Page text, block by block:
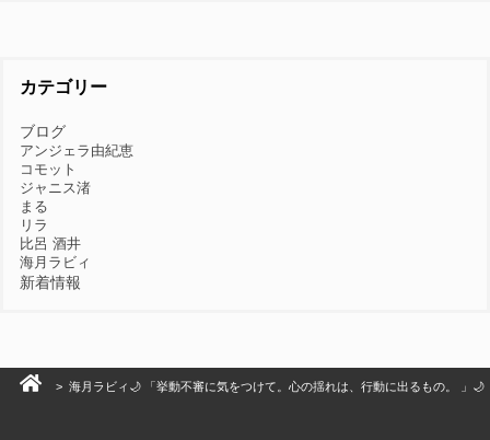
カテゴリー
ブログ
アンジェラ由紀恵
コモット
ジャニス渚
まる
リラ
比呂 酒井
海月ラビィ
新着情報
> 海月ラビィ🌙 「挙動不審に気をつけて。心の揺れは、行動に出るもの。 」🌙